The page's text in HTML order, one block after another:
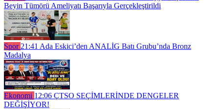
Beyin Tümörü Ameliyatı Başarıyla Gerçekleştirildi
Spor 21:41 Ada Eskici’den ANALİG Batı Grubu’nda Bronz
Madalya
Ekonomi 12:06 ÇTSO SEÇİMLERİNDE DENGELER
DEĞİŞİYOR!